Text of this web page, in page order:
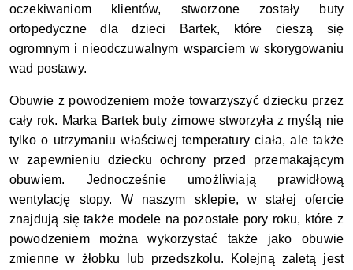
oczekiwaniom klientów, stworzone zostały buty
ortopedyczne dla dzieci Bartek, które cieszą się
ogromnym i nieodczuwalnym wsparciem w skorygowaniu
wad postawy.
Obuwie z powodzeniem może towarzyszyć dziecku przez
cały rok. Marka Bartek buty zimowe stworzyła z myślą nie
tylko o utrzymaniu właściwej temperatury ciała, ale także
w zapewnieniu dziecku ochrony przed przemakającym
obuwiem. Jednocześnie umożliwiają prawidłową
wentylację stopy. W naszym sklepie, w stałej ofercie
znajdują się także modele na pozostałe pory roku, które z
powodzeniem można wykorzystać także jako obuwie
zmienne w żłobku lub przedszkolu. Kolejną zaletą jest